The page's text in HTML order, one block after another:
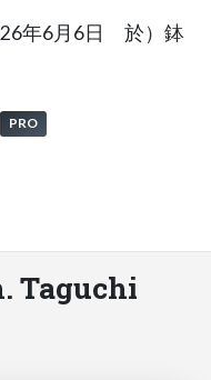
年6月6日 於）鉢
PRO
Taguchi